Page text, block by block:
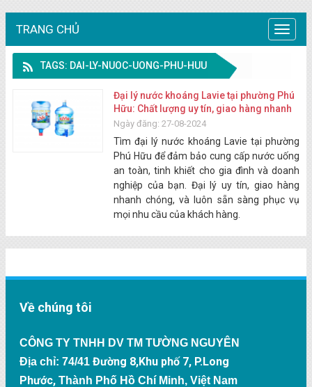
TRANG CHỦ
Trang
chủ
TAGS: DAI-LY-NUOC-UONG-PHU-HUU
Đại lý nước khoáng Lavie tại phường Phú
Hữu: Chất lượng uy tín, giao hàng nhanh
Ngày đăng: 27-08-2024
Tìm đại lý nước khoáng Lavie tại phường
Phú Hữu để đảm bảo cung cấp nước uống
an toàn, tinh khiết cho gia đình và doanh
nghiệp của bạn. Đại lý uy tín, giao hàng
nhanh chóng, và luôn sẵn sàng phục vụ
mọi nhu cầu của khách hàng.
Về chúng tôi
CÔNG TY TNHH DV TM TƯỜNG NGUYÊN
Địa chỉ: 74/41 Đường 8,Khu phố 7, P.Long
Phước, Thành Phố Hồ Chí Minh, Việt Nam